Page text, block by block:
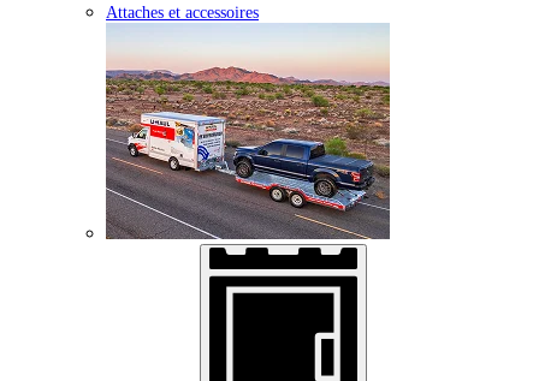
Attaches et accessoires